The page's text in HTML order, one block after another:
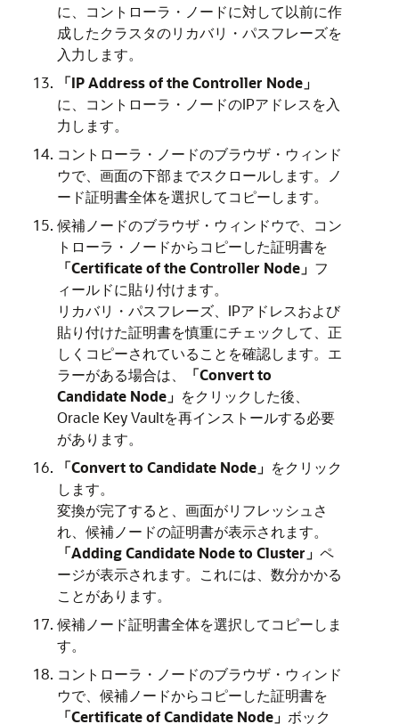
に、コントローラ・ノードに対して以前に作
成したクラスタのリカバリ・パスフレーズを
入力します。
「IP Address of the Controller Node」
に、コントローラ・ノードのIPアドレスを入
力します。
コントローラ・ノードのブラウザ・ウィンド
ウで、画面の下部までスクロールします。ノ
ード証明書全体を選択してコピーします。
候補ノードのブラウザ・ウィンドウで、コン
トローラ・ノードからコピーした証明書を
「Certificate of the Controller Node」 フ
ィールドに貼り付けます。
リカバリ・パスフレーズ、IPアドレスおよび
貼り付けた証明書を慎重にチェックして、正
しくコピーされていることを確認します。エ
ラーがある場合は、
「Convert to
Candidate Node」 をクリックした後、
Oracle Key Vaultを再インストールする必要
があります。
「Convert to Candidate Node」 をクリック
します。
変換が完了すると、画面がリフレッシュさ
れ、候補ノードの証明書が表示されます。
「Adding Candidate Node to Cluster」 ペ
ージが表示されます。これには、数分かかる
ことがあります。
候補ノード証明書全体を選択してコピーしま
す。
コントローラ・ノードのブラウザ・ウィンド
ウで、候補ノードからコピーした証明書を
「Certificate of Candidate Node」 ボック